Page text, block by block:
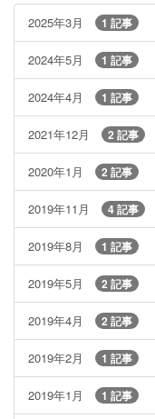
2025年3月 1 記事
2024年5月 1 記事
2024年4月 1 記事
2021年12月 2 記事
2020年1月 2 記事
2019年11月 4 記事
2019年8月 1 記事
2019年5月 2 記事
2019年4月 2 記事
2019年2月 1 記事
2019年1月 1 記事